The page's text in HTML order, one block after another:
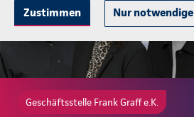
Zustimmen Nur notwendige
Geschäftsstelle Frank Graff e.K.